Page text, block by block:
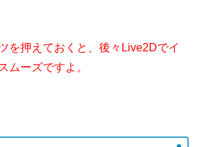
を押えておくと、後々Live2Dでイ
ムーズですよ。